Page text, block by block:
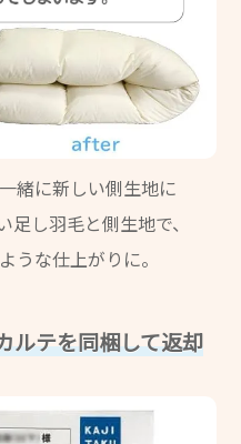
緒に新しい側生地に
し羽毛と側生地で、
うな仕上がりに。
ルテを同梱して返却